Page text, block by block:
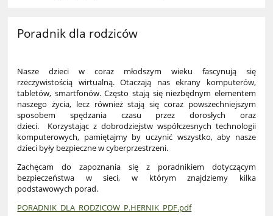
Poradnik dla rodziców
Nasze dzieci w coraz młodszym wieku fascynują się
rzeczywistością wirtualną. Otaczają nas ekrany komputerów,
tabletów, smartfonów. Często stają się niezbędnym elementem
naszego życia, lecz również stają się coraz powszechniejszym
sposobem spędzania czasu przez dorosłych oraz
dzieci. Korzystając z dobrodziejstw współczesnych technologii
komputerowych, pamiętajmy by uczynić wszystko, aby nasze
dzieci były bezpieczne w cyberprzestrzeni.
Zachęcam do zapoznania się z poradnikiem dotyczącym
bezpieczeństwa w sieci, w którym znajdziemy kilka
podstawowych porad.
PORADNIK_DLA_RODZICOW_P.HERNIK_PDF.pdf